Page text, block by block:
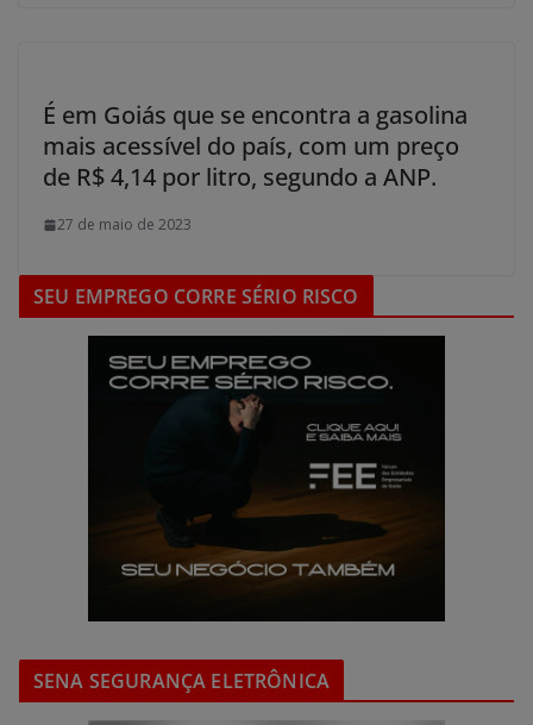
É em Goiás que se encontra a gasolina
mais acessível do país, com um preço
de R$ 4,14 por litro, segundo a ANP.
27 de maio de 2023
SEU EMPREGO CORRE SÉRIO RISCO
SENA SEGURANÇA ELETRÔNICA